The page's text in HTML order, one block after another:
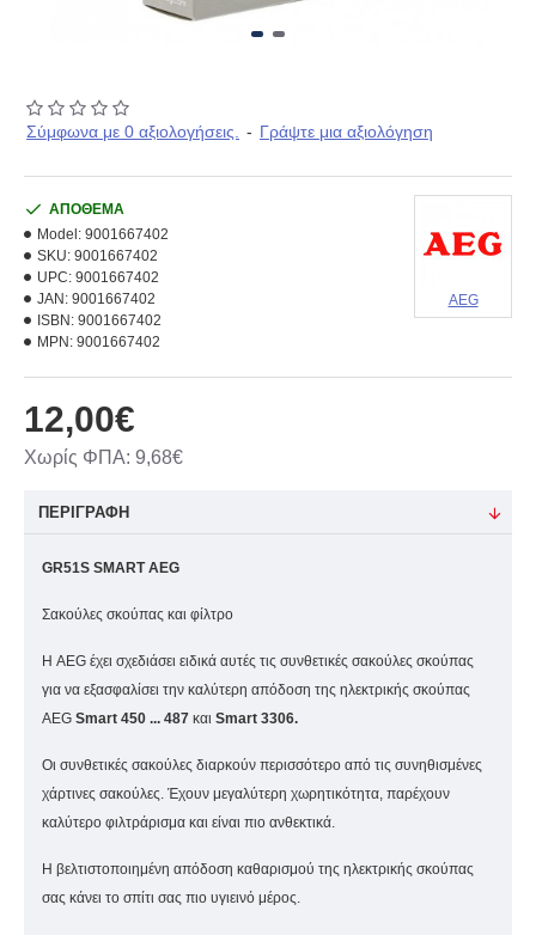
Σύμφωνα με 0 αξιολογήσεις. - Γράψτε μια αξιολόγηση
12,00€
Χωρίς ΦΠΑ: 9,68€
ΑΠΟΘΕΜΑ
Model: 9001667402
SKU: 9001667402
UPC: 9001667402
JAN: 9001667402
ISBN: 9001667402
MPN: 9001667402
AEG
ΠΕΡΙΓΡΑΦΗ
GR51S SMART AEG
Σακούλες σκούπας και φίλτρο
Η AEG έχει σχεδιάσει ειδικά αυτές τις συνθετικές σακούλες σκούπας
για να εξασφαλίσει την καλύτερη απόδοση της ηλεκτρικής σκούπας
AEG Smart 450 ... 487 και Smart 3306.
Οι συνθετικές σακούλες διαρκούν περισσότερο από τις συνηθισμένες
χάρτινες σακούλες. Έχουν μεγαλύτερη χωρητικότητα, παρέχουν
καλύτερο φιλτράρισμα και είναι πιο ανθεκτικά.
Η βελτιστοποιημένη απόδοση καθαρισμού της ηλεκτρικής σκούπας
σας κάνει το σπίτι σας πιο υγιεινό μέρος.